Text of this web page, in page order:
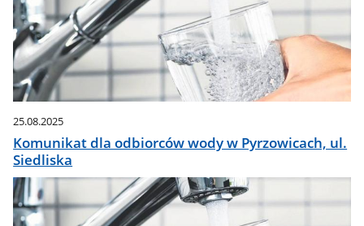
25.08.2025
Komunikat dla odbiorców wody w Pyrzowicach, ul.
Siedliska